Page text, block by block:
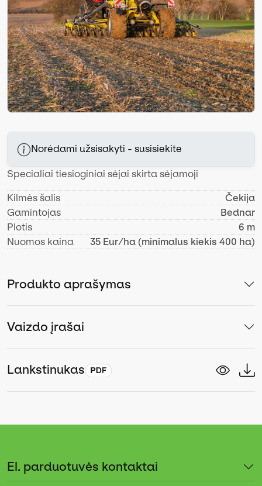
Norėdami užsisakyti - susisiekite
Specialiai tiesioginiai sėjai skirta sėjamoji
Kilmės šalis
Čekija
Gamintojas
Bednar
Plotis
6 m
Nuomos kaina
35 Eur/ha (minimalus kiekis 400 ha)
Produkto aprašymas
Vaizdo įrašai
Lankstinukas
El. parduotuvės kontaktai